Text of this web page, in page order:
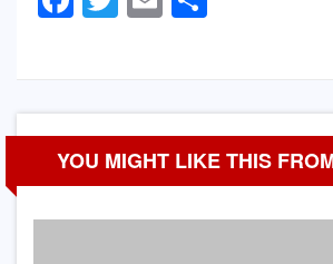
YOU MIGHT LIKE THIS